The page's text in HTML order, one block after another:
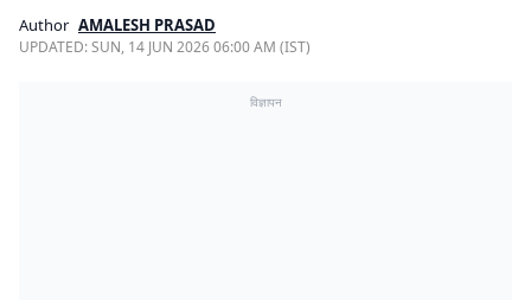
Author AMALESH PRASAD
UPDATED:SUN, 14 JUN 2026 06:00 AM (IST)
विज्ञापन